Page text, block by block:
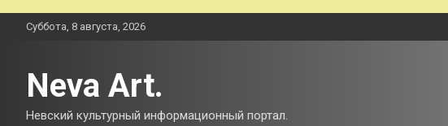
ПерейтиСуббота, 8 августа, 2026
Neva Art.
Невский культурный информационный портал.